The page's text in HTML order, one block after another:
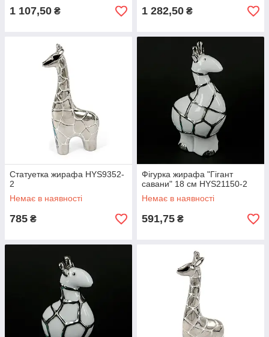
1 107,50 ₴ 1 282,50 ₴
Статуетка жирафа HYS9352-
2
Немає в наявності
785 ₴
Фігурка жирафа "Гігант
савани" 18 см HYS21150-2
Немає в наявності
591,75 ₴